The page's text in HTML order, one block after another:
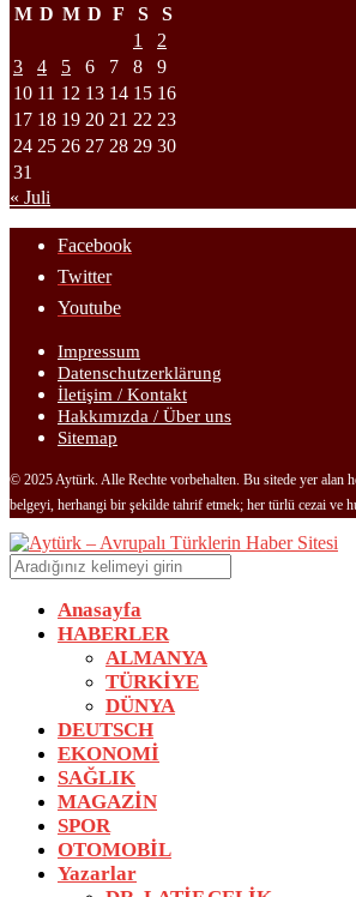
M D M D F S
S
1
2
3
4 5 6 7 8
9
10 11 12 13 14 15 16
17 18 19 20 21 22 23
24 25 26 27 28 29 30
31
« Juli
Facebook
Twitter
Youtube
Impressum
Datenschutzerklärung
İletişim / Kontakt
Hakkımızda / Über uns
Sitemap
© 2025 Aytürk. Alle Rechte vorbehalten. Bu sitede yer alan
belgeyi, herhangi bir şekilde tahrif etmek; her türlü cezai ve
Anasayfa
HABERLER
ALMANYA
TÜRKİYE
DÜNYA
DEUTSCH
EKONOMİ
SAĞLIK
MAGAZİN
SPOR
OTOMOBİL
Yazarlar